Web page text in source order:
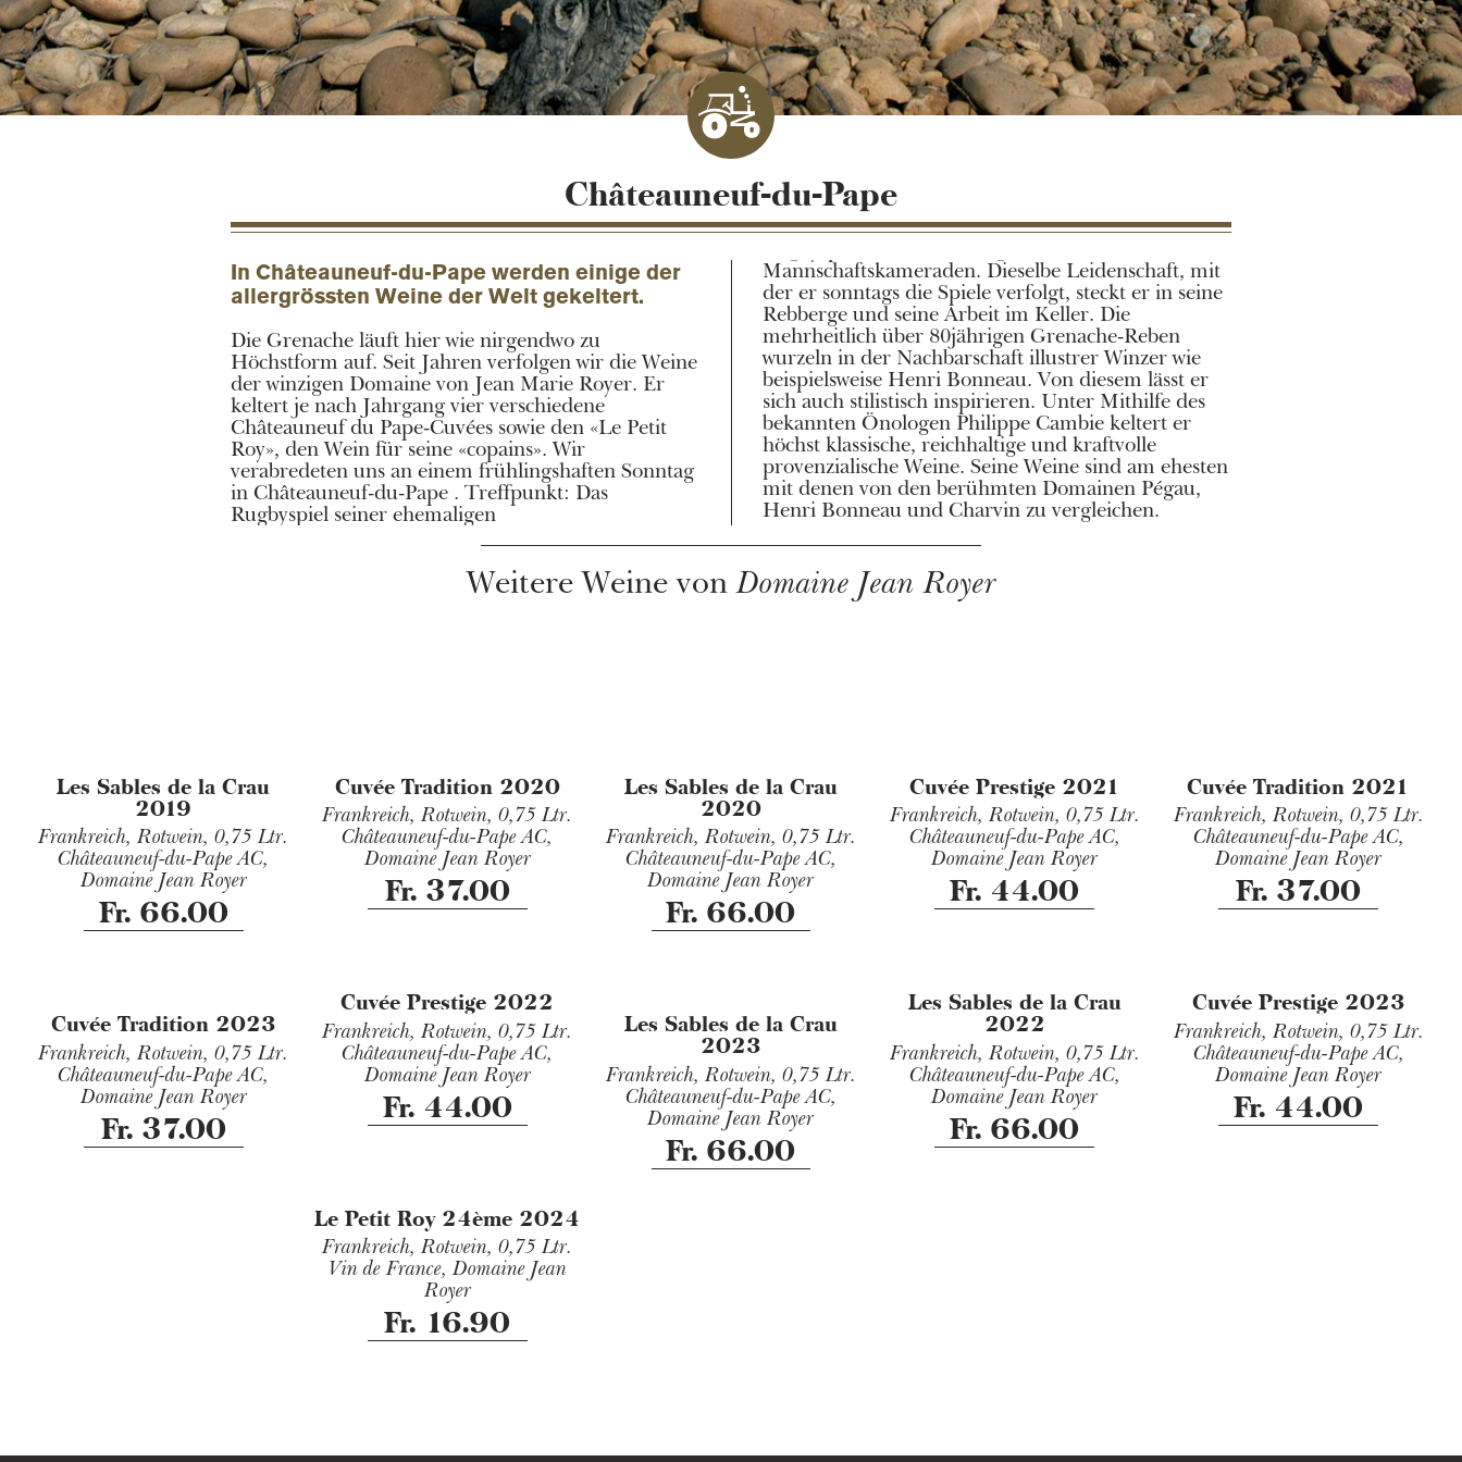
Châteauneuf-du-Pape
In Châteauneuf-du-Pape werden einige der
allergrössten Weine der Welt gekeltert.
Die Grenache läuft hier wie nirgendwo zu
Höchstform auf. Seit Jahren verfolgen wir die Weine
der winzigen Domaine von Jean Marie Royer. Er
keltert je nach Jahrgang vier verschiedene
Châteauneuf du Pape-Cuvées sowie den «Le Petit
Roy», den Wein für seine «copains». Wir
verabredeten uns an einem frühlingshaften Sonntag
in Châteauneuf-du-Pape . Treffpunkt: Das
Rugbyspiel seiner ehemaligen
Mannschaftskameraden. Dieselbe Leidenschaft, mit
der er sonntags die Spiele verfolgt, steckt er in seine
Rebberge und seine Arbeit im Keller. Die
mehrheitlich über 80jährigen Grenache-Reben
wurzeln in der Nachbarschaft illustrer Winzer wie
beispielsweise Henri Bonneau. Von diesem lässt er
sich auch stilistisch inspirieren. Unter Mithilfe des
bekannten Önologen Philippe Cambie keltert er
höchst klassische, reichhaltige und kraftvolle
provenzialische Weine. Seine Weine sind am ehesten
mit denen von den berühmten Domainen Pégau,
Henri Bonneau und Charvin zu vergleichen.
Weitere Weine vonDomaine Jean Royer
Les Sables de la Crau
2019
Frankreich, Rotwein,0,75 Ltr.
Châteauneuf-du-Pape AC,
Domaine Jean Royer
Fr. 66.00
Cuvée Tradition 2020
Frankreich, Rotwein,0,75 Ltr.
Châteauneuf-du-Pape AC,
Domaine Jean Royer
Fr. 37.00
Les Sables de la Crau
2020
Frankreich, Rotwein, 0,75 Ltr.
Châteauneuf-du-Pape AC,
Domaine Jean Royer
Fr. 66.00
Cuvée Prestige 2021
Frankreich, Rotwein, 0,75 Ltr.
Châteauneuf-du-Pape AC,
Domaine Jean Royer
Fr. 44.00
Cuvée Tradition 2021
Frankreich, Rotwein, 0,75 Ltr.
Châteauneuf-du-Pape AC,
Domaine Jean Royer
Fr. 37.00
Cuvée Prestige 2022
Frankreich, Rotwein,0,75 Ltr.
Châteauneuf-du-Pape AC,
Domaine Jean Royer
Fr. 44.00
Les Sables de la Crau
2022
Frankreich, Rotwein, 0,75 Ltr.
Châteauneuf-du-Pape AC,
Domaine Jean Royer
Fr. 66.00
Cuvée Prestige 2023
Frankreich, Rotwein, 0,75 Ltr.
Châteauneuf-du-Pape AC,
Domaine Jean Royer
Fr. 44.00
Cuvée Tradition 2023
Frankreich, Rotwein,0,75 Ltr.
Châteauneuf-du-Pape AC,
Domaine Jean Royer
Fr. 37.00
Les Sables de la Crau
2023
Frankreich, Rotwein, 0,75 Ltr.
Châteauneuf-du-Pape AC,
Domaine Jean Royer
Fr. 66.00
Le Petit Roy 24ème 2024
Frankreich, Rotwein,0,75 Ltr.
Vin de France, Domaine Jean
Royer
Fr. 16.90